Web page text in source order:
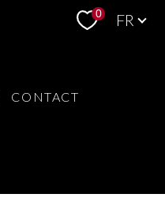
0 FR
CONTACT